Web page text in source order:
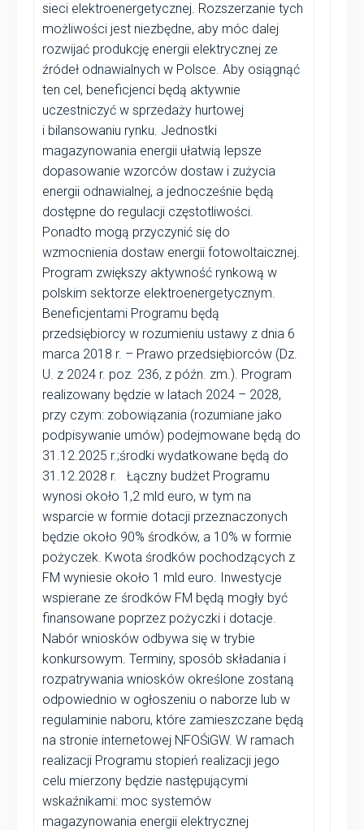
sieci elektroenergetycznej. Rozszerzanie tych
możliwości jest niezbędne, aby móc dalej
rozwijać produkcję energii elektrycznej ze
źródeł odnawialnych w Polsce. Aby osiągnąć
ten cel, beneficjenci będą aktywnie
uczestniczyć w sprzedaży hurtowej
i bilansowaniu rynku. Jednostki
magazynowania energii ułatwią lepsze
dopasowanie wzorców dostaw i zużycia
energii odnawialnej, a jednocześnie będą
dostępne do regulacji częstotliwości.
Ponadto mogą przyczynić się do
wzmocnienia dostaw energii fotowoltaicznej.
Program zwiększy aktywność rynkową w
polskim sektorze elektroenergetycznym.
Beneficjentami Programu będą
przedsiębiorcy w rozumieniu ustawy z dnia 6
marca 2018 r. – Prawo przedsiębiorców (Dz.
U. z 2024 r. poz. 236, z późn. zm.). Program
realizowany będzie w latach 2024 – 2028,
przy czym: zobowiązania (rozumiane jako
podpisywanie umów) podejmowane będą do
31.12.2025 r.;środki wydatkowane będą do
31.12.2028 r. Łączny budżet Programu
wynosi około 1,2 mld euro, w tym na
wsparcie w formie dotacji przeznaczonych
będzie około 90% środków, a 10% w formie
pożyczek. Kwota środków pochodzących z
FM wyniesie około 1 mld euro. Inwestycje
wspierane ze środków FM będą mogły być
finansowane poprzez pożyczki i dotacje.
Nabór wniosków odbywa się w trybie
konkursowym. Terminy, sposób składania i
rozpatrywania wniosków określone zostaną
odpowiednio w ogłoszeniu o naborze lub w
regulaminie naboru, które zamieszczane będą
na stronie internetowej NFOŚiGW. W ramach
realizacji Programu stopień realizacji jego
celu mierzony będzie następującymi
wskaźnikami: moc systemów
magazynowania energii elektrycznej